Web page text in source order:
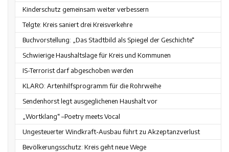
Kinderschutz gemeinsam weiter verbessern
Telgte: Kreis saniert drei Kreisverkehre
Buchvorstellung: „Das Stadtbild als Spiegel der Geschichte“
Schwierige Haushaltslage für Kreis und Kommunen
IS-Terrorist darf abgeschoben werden
KLARO: Artenhilfsprogramm für die Rohrweihe
Sendenhorst legt ausgeglichenen Haushalt vor
„Wortklang“ –Poetry meets Vocal
Ungesteuerter Windkraft-Ausbau führt zu Akzeptanzverlust
Bevölkerungsschutz: Kreis geht neue Wege